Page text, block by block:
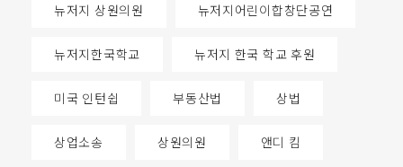
뉴저지 상원의원 뉴저지어린이합창단공연
뉴저지한국학교 뉴저지 한국 학교 후원
미국 인턴쉽 부동산법 상법
상업소송 상원의원 앤디 킴